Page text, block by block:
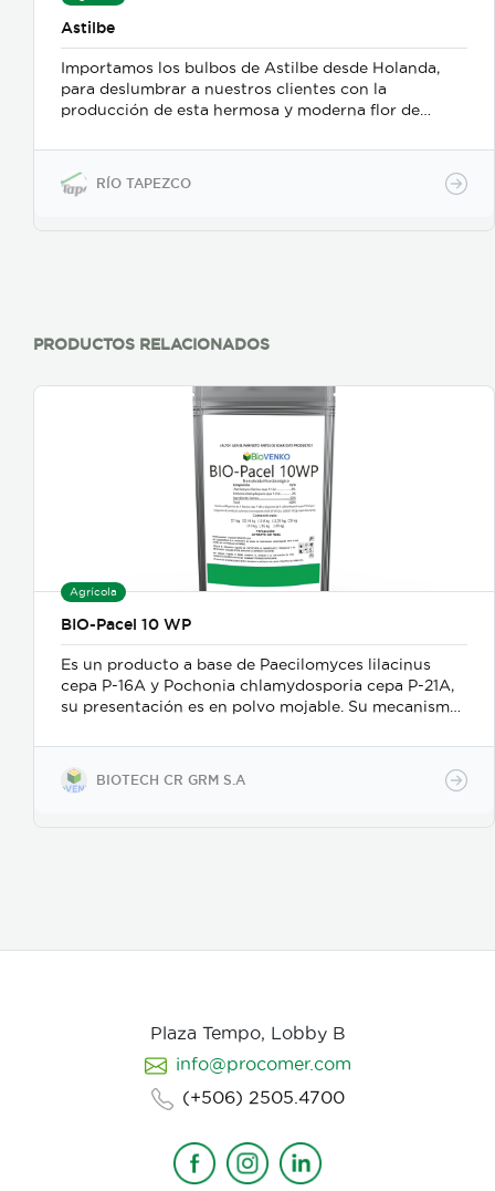
Astilbe
Importamos los bulbos de Astilbe desde Holanda,
para deslumbrar a nuestros clientes con la
producción de esta hermosa y moderna flor de
insuperable.
RÍO TAPEZCO
PRODUCTOS RELACIONADOS
Agrícola
BIO-Pacel 10 WP
Es un producto a base de Paecilomyces lilacinus
cepa P-16A y Pochonia chlamydosporia cepa P-21A,
su presentación es en polvo mojable. Su mecanismo
contacto, se adhiere a las masas de huevos, forma
apresorios con hifas que ingresan a través de los
poros de la vitelina, posteriormente prolifera en los
BIOTECH CR GRM S.A
Plaza Tempo, Lobby B
info@procomer.com
(+506) 2505.4700